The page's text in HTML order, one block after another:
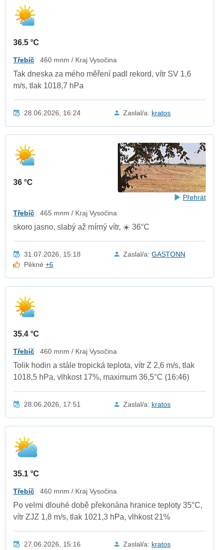
36.5 °C
Třebíč 460 mnm / Kraj Vysočina
Tak dneska za mého měření padl rekord, vítr SV 1,6
m/s, tlak 1018,7 hPa
28.06.2026, 16:24 Zaslal/a: kratos
36 °C
Přehrát
Třebíč 465 mnm / Kraj Vysočina
skoro jasno, slabý až mírný vítr, ☀️ 36°C
31.07.2026, 15:18 Zaslal/a: GASTONN
Pěkné+6
35.4 °C
Třebíč 460 mnm / Kraj Vysočina
Tolik hodin a stále tropická teplota, vítr Z 2,6 m/s, tlak
1018,5 hPa, vlhkost 17%, maximum 36,5°C (16:46)
28.06.2026, 17:51 Zaslal/a: kratos
35.1 °C
Třebíč 460 mnm / Kraj Vysočina
Po velmi dlouhé době překonána hranice teploty 35°C,
vítr ZJZ 1,8 m/s, tlak 1021,3 hPa, vlhkost 21%
27.06.2026, 15:16 Zaslal/a: kratos